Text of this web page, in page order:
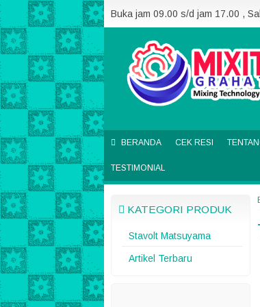
Buka jam 09.00 s/d jam 17.00 ,
BERANDA CEK RESI
TESTIMONIAL
KATEGORI PRODUK
Stavolt Matsuyama
Artikel Terbaru